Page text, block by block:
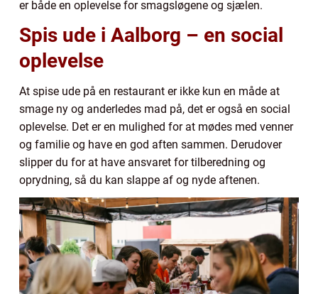
er både en oplevelse for smagsløgene og sjælen.
Spis ude i Aalborg – en social
oplevelse
At spise ude på en restaurant er ikke kun en måde at
smage ny og anderledes mad på, det er også en social
oplevelse. Det er en mulighed for at mødes med venner
og familie og have en god aften sammen. Derudover
slipper du for at have ansvaret for tilberedning og
oprydning, så du kan slappe af og nyde aftenen.